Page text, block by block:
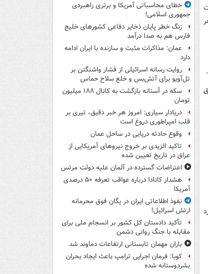
خطای محاسباتی آمریکا و برتری راهبردی
جمهوری اسلامی!
زنگ خطر پایان ذخایر دفاعی کشورهای خلیج
فارس هم به صدا درآمد
عمان: مذاکرات مثبت و سازنده با ایران ادامه
دارد
روایت رسانه اسرائیلی از فشار واشنگتن بر
تل‌آویو برای آتش‌بس و خلع سلاح حماس
سکه در آستانه بازگشت به کانال ۱۸۸ میلیون
تومان
دریادار سیاری: امروز هر خبر دقیق، تیری بر
قلب امپراطوری دروغ است
وقوع حادثه دریایی در ساحل عمان
تاکید الزیدی بر خروج نیروهای آمریکایی از
عراق در تاریخ تعیین شده
اعتراضات گسترده در آلمان علیه دولت مرتس
هشدار کانادا درباره عواقب تعرفه ۵۰ درصدی
آمریکا
نفوذ اطلاعاتی ایران در یگان فوق محرمانه
ارتش اسرائیل!
تأکید دادستان کل کشور بر انسجام ملی برای
مقابله با جنگ روانی دشمن
باران مهمان تابستانی ارتفاعات دماوند شد
کوبا: فرمان اجرایی ترامپ باعث ایجاد بحران
بشردوستانه شده